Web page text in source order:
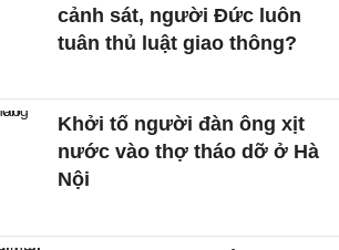
cảnh sát, người Đức luôn
tuân thủ luật giao thông?
Khởi tố người đàn ông xịt
nước vào thợ tháo dỡ ở Hà
Nội